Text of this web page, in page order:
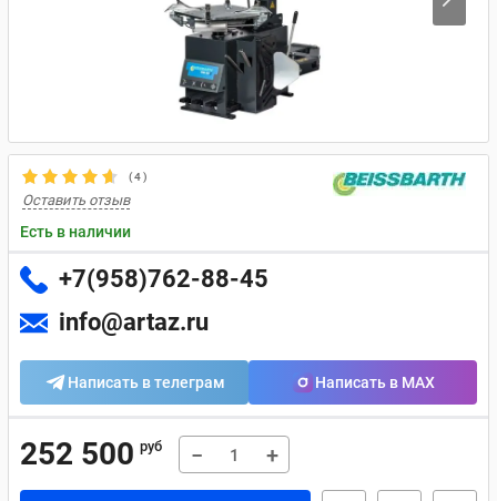
(4)
Оставить отзыв
Есть в наличии
+7(958)762-88-45
info@artaz.ru
Написать в телеграм Написать в MAX
252 500 руб − +